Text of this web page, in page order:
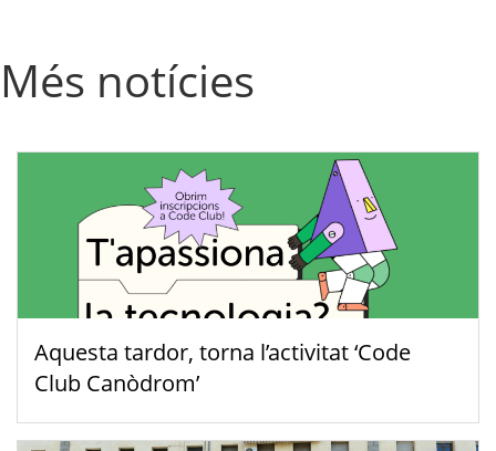
Més notícies
Aquesta tardor, torna l’activitat ‘Code
Club Canòdrom’